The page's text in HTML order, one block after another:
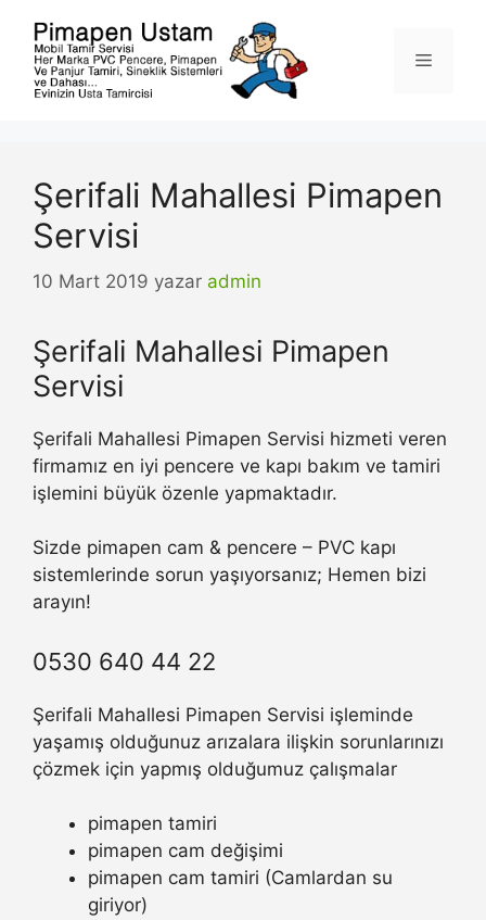
Menü
Şerifali Mahallesi Pimapen
Servisi
10 Mart 2019 yazar admin
Şerifali Mahallesi Pimapen
Servisi
Şerifali Mahallesi Pimapen Servisi hizmeti veren
firmamız en iyi pencere ve kapı bakım ve tamiri
işlemini büyük özenle yapmaktadır.
Sizde pimapen cam & pencere – PVC kapı
sistemlerinde sorun yaşıyorsanız; Hemen bizi
arayın!
0530 640 44 22
Şerifali Mahallesi Pimapen Servisi işleminde
yaşamış olduğunuz arızalara ilişkin sorunlarınızı
çözmek için yapmış olduğumuz çalışmalar
pimapen tamiri
pimapen cam değişimi
pimapen cam tamiri (Camlardan su
giriyor)